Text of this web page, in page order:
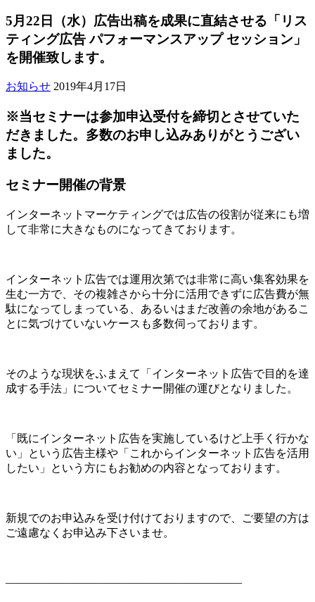
5月22日（水）広告出稿を成果に直結させる「リス
ティング広告 パフォーマンスアップ セッション」
を開催致します。
お知らせ 2019年4月17日
※当セミナーは参加申込受付を締切とさせていた
だきました。多数のお申し込みありがとうござい
ました。
セミナー開催の背景
インターネットマーケティングでは広告の役割が従来にも増
して非常に大きなものになってきております。
インターネット広告では運用次第では非常に高い集客効果を
生む一方で、その複雑さから十分に活用できずに広告費が無
駄になってしまっている、あるいはまだ改善の余地があるこ
とに気づけていないケースも多数伺っております。
そのような現状をふまえて「インターネット広告で目的を達
成する手法」についてセミナー開催の運びとなりました。
「既にインターネット広告を実施しているけど上手く行かな
い」という広告主様や「これからインターネット広告を活用
したい」という方にもお勧めの内容となっております。
新規でのお申込みを受け付けておりますので、ご要望の方は
ご遠慮なくお申込み下さいませ。
―――――――――――――――――――――